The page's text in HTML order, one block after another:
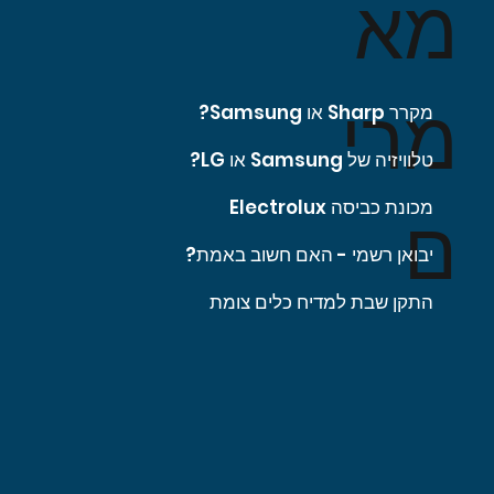
מא
מרי
ם
מקרר Sharp או Samsung?
טלוויזיה של Samsung או LG?
מכונת כביסה Electrolux
יבואן רשמי - האם חשוב באמת?
התקן שבת למדיח כלים צומת